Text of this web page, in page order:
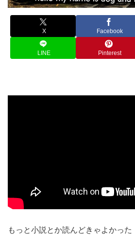
X Facebook
LINE Pinterest
もっと小説とか読んどきゃよかった